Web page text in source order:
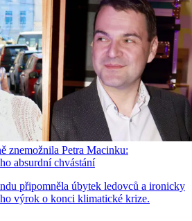
znemožnila Petra Macinku:
absurdní chvástání
připomněla úbytek ledovců a ironicky
výrok o konci klimatické krize.